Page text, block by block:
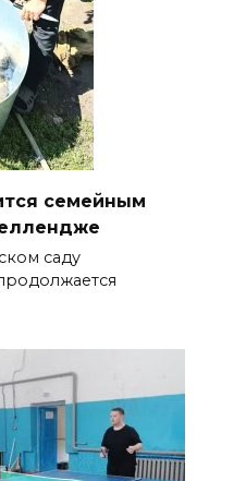
семейным
саду